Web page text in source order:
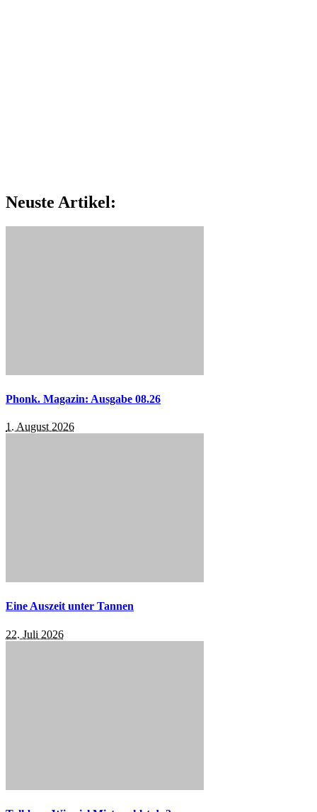
Neuste Artikel:
Phonk. Magazin: Ausgabe 08.26
1. August 2026
Eine Auszeit unter Tannen
22. Juli 2026